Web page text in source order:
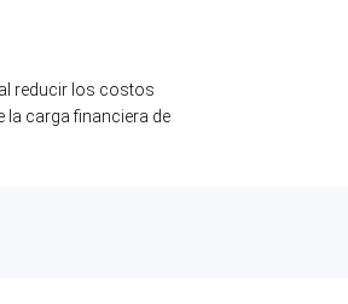
reducir los costos
la carga financiera de